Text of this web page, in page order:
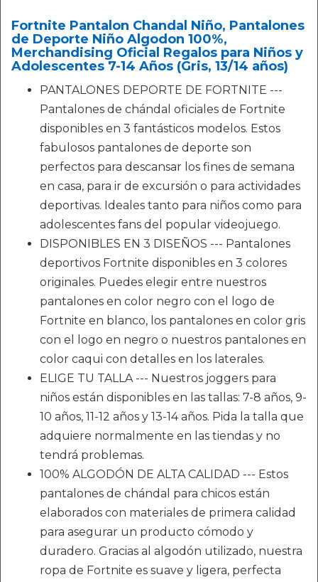
Fortnite Pantalon Chandal Niño, Pantalones
de Deporte Niño Algodon 100%,
Merchandising Oficial Regalos para Niños y
Adolescentes 7-14 Años (Gris, 13/14 años)
PANTALONES DEPORTE DE FORTNITE ---
Pantalones de chándal oficiales de Fortnite
disponibles en 3 fantásticos modelos. Estos
fabulosos pantalones de deporte son
perfectos para descansar los fines de semana
en casa, para ir de excursión o para actividades
deportivas. Ideales tanto para niños como para
adolescentes fans del popular videojuego.
DISPONIBLES EN 3 DISEÑOS --- Pantalones
deportivos Fortnite disponibles en 3 colores
originales. Puedes elegir entre nuestros
pantalones en color negro con el logo de
Fortnite en blanco, los pantalones en color gris
con el logo en negro o nuestros pantalones en
color caqui con detalles en los laterales.
ELIGE TU TALLA --- Nuestros joggers para
niños están disponibles en las tallas: 7-8 años, 9-
10 años, 11-12 años y 13-14 años. Pida la talla que
adquiere normalmente en las tiendas y no
tendrá problemas.
100% ALGODÓN DE ALTA CALIDAD --- Estos
pantalones de chándal para chicos están
elaborados con materiales de primera calidad
para asegurar un producto cómodo y
duradero. Gracias al algodón utilizado, nuestra
ropa de Fortnite es suave y ligera, perfecta